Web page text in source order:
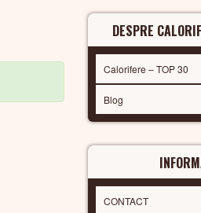
DESPRE
Calorifere – TOP 30
Blog
CONTACT